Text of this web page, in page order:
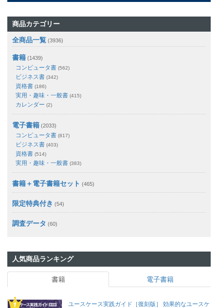
商品カテゴリー
全商品一覧 (3936)
書籍 (1439)
コンピュータ書 (562)
ビジネス書 (342)
資格書 (186)
実用・趣味・一般書 (415)
カレンダー (2)
電子書籍 (2033)
コンピュータ書 (817)
ビジネス書 (403)
資格書 (514)
実用・趣味・一般書 (383)
書籍＋電子書籍セット (465)
限定特典付き (54)
調査データ (60)
人気商品ランキング
書籍 電子書籍
ユースケース実践ガイド［復刻版］ 効果的なユースケ